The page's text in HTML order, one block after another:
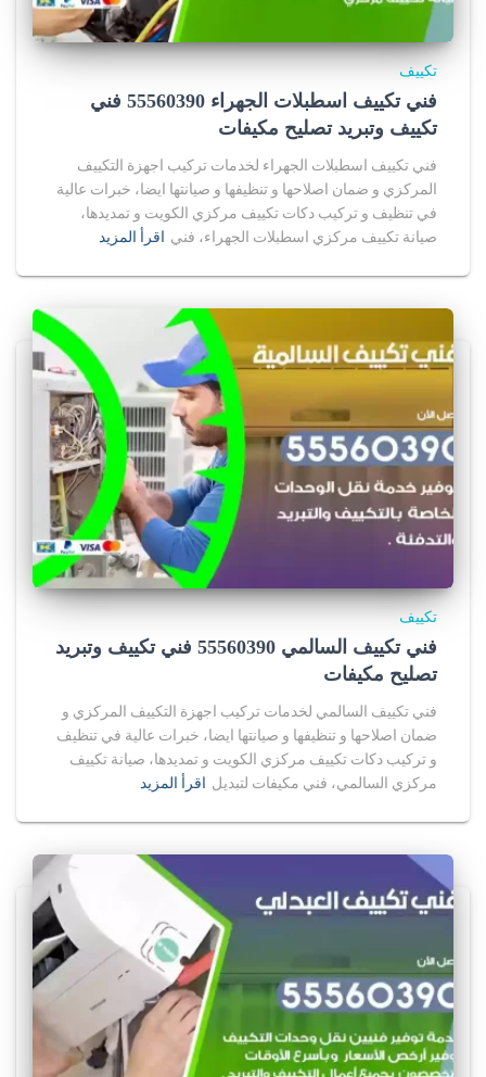
تكييف
فني تكييف اسطبلات الجهراء 55560390 فني
تكييف وتبريد تصليح مكيفات
فني تكييف اسطبلات الجهراء لخدمات تركيب اجهزة التكييف
المركزي و ضمان اصلاحها و تنظيفها و صيانتها ايضا، خبرات عالية
في تنظيف و تركيب دكات تكييف مركزي الكويت و تمديدها،
صيانة تكييف مركزي اسطبلات الجهراء، فني اقرأ المزيد
تكييف
فني تكييف السالمي 55560390 فني تكييف وتبريد
تصليح مكيفات
فني تكييف السالمي لخدمات تركيب اجهزة التكييف المركزي و
ضمان اصلاحها و تنظيفها و صيانتها ايضا، خبرات عالية في تنظيف
و تركيب دكات تكييف مركزي الكويت و تمديدها، صيانة تكييف
مركزي السالمي، فني مكيفات لتبديل اقرأ المزيد